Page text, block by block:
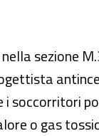
sezione
i soccorritori
o gas